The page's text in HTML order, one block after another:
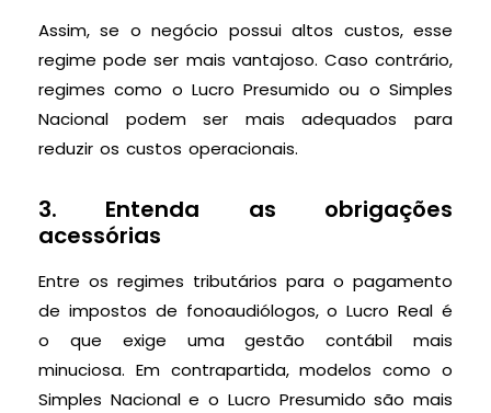
Assim, se o negócio possui altos custos, esse
regime pode ser mais vantajoso. Caso contrário,
regimes como o Lucro Presumido ou o Simples
Nacional podem ser mais adequados para
reduzir os custos operacionais.
3. Entenda as obrigações
acessórias
Entre os regimes tributários para o pagamento
de impostos de fonoaudiólogos, o Lucro Real é
o que exige uma gestão contábil mais
minuciosa. Em contrapartida, modelos como o
Simples Nacional e o Lucro Presumido são mais